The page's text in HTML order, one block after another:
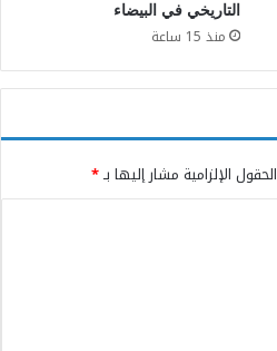
التاريخي في البيضاء
منذ 15 ساعة
الحقول الإلزامية مشار إليها بـ*